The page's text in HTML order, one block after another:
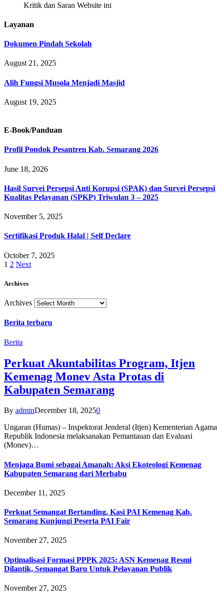
Kritik dan Saran Website ini
Layanan
Dokumen Pindah Sekolah
August 21, 2025
Alih Fungsi Musola Menjadi Masjid
August 19, 2025
E-Book/Panduan
Profil Pondok Pesantren Kab. Semarang 2026
June 18, 2026
Hasil Survei Persepsi Anti Korupsi (SPAK) dan Survei Persepsi
Kualitas Pelayanan (SPKP) Triwulan 3 – 2025
November 5, 2025
Sertifikasi Produk Halal | Self Declare
October 7, 2025
1 2 Next
Archives
Archives
Berita terbaru
Berita
Perkuat Akuntabilitas Program, Itjen
Kemenag Monev Asta Protas di
Kabupaten Semarang
By adminDecember 18, 20250
Ungaran (Humas) – Inspektorat Jenderal (Itjen) Kementerian Agama
Republik Indonesia melaksanakan Pemantauan dan Evaluasi
(Monev)…
Menjaga Bumi sebagai Amanah: Aksi Ekoteologi Kemenag
Kabupaten Semarang dari Merbabu
December 11, 2025
Perkuat Semangat Bertanding, Kasi PAI Kemenag Kab.
Semarang Kunjungi Peserta PAI Fair
November 27, 2025
Optimalisasi Formasi PPPK 2025: ASN Kemenag Resmi
Dilantik, Semangat Baru Untuk Pelayanan Publik
November 27, 2025